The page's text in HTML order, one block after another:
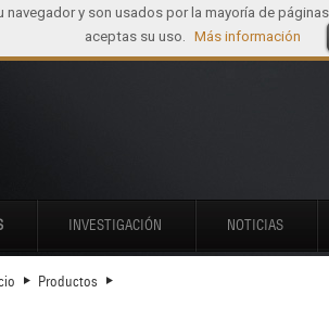
INVESTIGACIÓN NOTICIAS
Productos
y son usados por la mayoría de
aceptas su uso. Más información